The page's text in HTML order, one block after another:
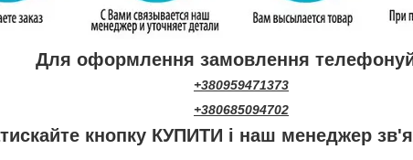
Для оформлення замовлення
+380959471373
+380685094702
кнопку КУПИТИ і наш менеджер